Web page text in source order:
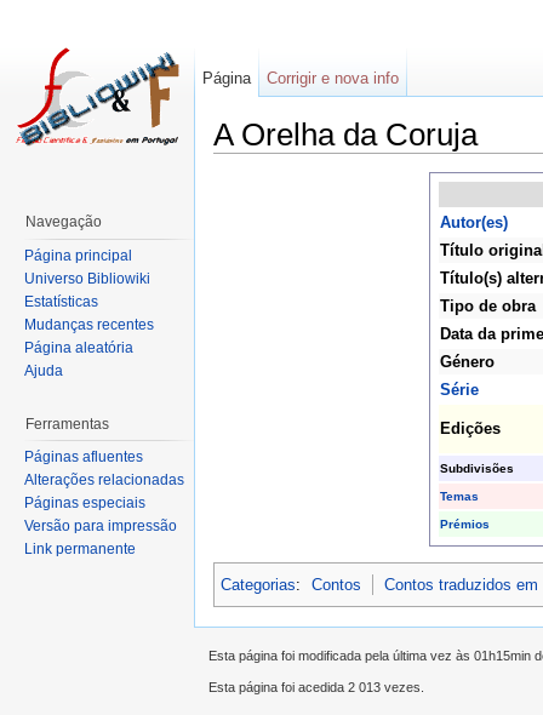
A Orelha da Coruja
Autor(es)
Título
Título(s)
Tipo de obra
Data da
Género
Série
Edições
Subdivisões
Temas
Prémios
Categorias: Contos Contos traduzidos em
Página Corrigir e nova info
Navegação
Página principal
Universo Bibliowiki
Estatísticas
Mudanças recentes
Página aleatória
Ajuda
Ferramentas
Páginas afluentes
Alterações relacionadas
Páginas especiais
Versão para impressão
Link permanente
Esta página foi modificada pela última vez às 01h15min
Esta página foi acedida 2 013 vezes.